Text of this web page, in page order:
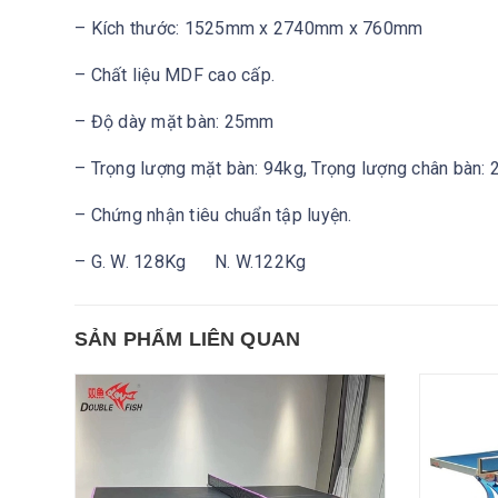
– Kích thước: 1525mm x 2740mm x 760mm
– Chất liệu MDF cao cấp.
– Độ dày mặt bàn: 25mm
– Trọng lượng mặt bàn: 94kg, Trọng lượng chân bàn:
– Chứng nhận tiêu chuẩn tập luyện.
– G. W. 128Kg N. W.122Kg
SẢN PHẨM LIÊN QUAN